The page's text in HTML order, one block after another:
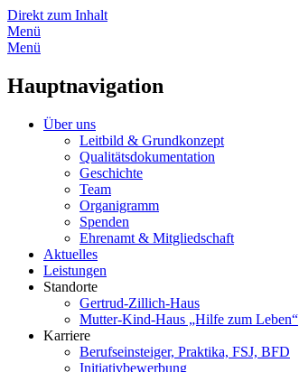
Direkt zum Inhalt
Menü
Menü
Hauptnavigation
Über uns
Leitbild & Grundkonzept
Qualitätsdokumentation
Geschichte
Team
Organigramm
Spenden
Ehrenamt & Mitgliedschaft
Aktuelles
Leistungen
Standorte
Gertrud-Zillich-Haus
Mutter-Kind-Haus „Hilfe zum Leben“
Karriere
Berufseinsteiger, Praktika, FSJ, BFD
Initiativbewerbung